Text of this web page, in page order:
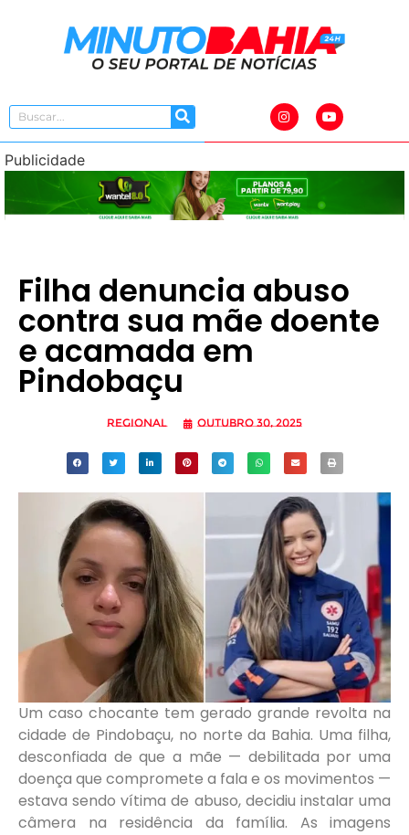
Publicidade
Filha denuncia abuso
contra sua mãe doente
e acamada em
Pindobaçu
Regional outubro 30, 2025
Um caso chocante tem gerado grande revolta na
cidade de Pindobaçu, no norte da Bahia. Uma filha,
desconfiada de que a mãe — debilitada por uma
doença que compromete a fala e os movimentos —
estava sendo vítima de abuso, decidiu instalar uma
câmera na residência da família. As imagens